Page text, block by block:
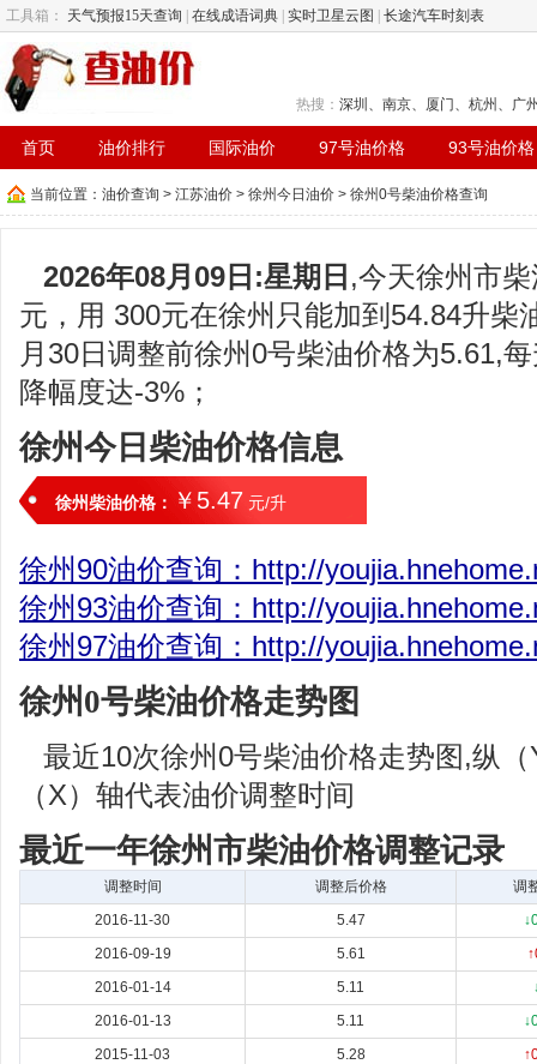
热搜： 深圳 、 南京、 厦门、 杭州 、 广
首页 油价排行 国际油价 97号油价格 93号油价格
工具箱： 天气预报15天查询 在线成语词典 实时卫星云图 长途汽车时刻表
当前位置： 油价查询 > 江苏油价 > 徐州今日油价 > 徐州0号柴油价格查询
2026年08月09日:星期日 ,今天徐州市
元，用 300元在徐州只能加到54.84升柴
月30日调整前徐州0号柴油价格为5.61,
降幅度达-3%；
徐州今日柴油价格信息
徐州柴油价格： ￥5.47 元/升
徐州90油价查询：http://
徐州93油价查询：http://
徐州97油价查询：http://
徐州0号柴油价格走势图
最近10次徐州0号柴油价格走势图,纵
（X）轴代表油价调整时间
最近一年徐州市柴油价格调整记录
调整时间 调整后价格
调
2016-11-30
5.47
2016-09-19
5.61
2016-01-14
5.11
2016-01-13
5.11
2015-11-03
5.28